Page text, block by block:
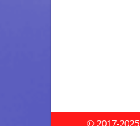
© 2017-2025